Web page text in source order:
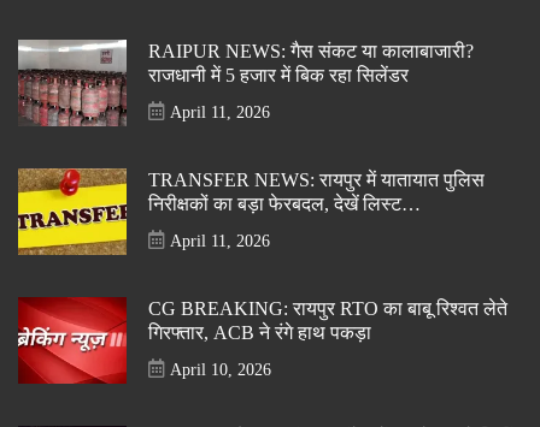
RAIPUR NEWS: गैस संकट या कालाबाजारी?
राजधानी में 5 हजार में बिक रहा सिलेंडर
April 11, 2026
TRANSFER NEWS: रायपुर में यातायात पुलिस
निरीक्षकों का बड़ा फेरबदल, देखें लिस्ट…
April 11, 2026
CG BREAKING: रायपुर RTO का बाबू रिश्वत लेते
गिरफ्तार, ACB ने रंगे हाथ पकड़ा
April 10, 2026